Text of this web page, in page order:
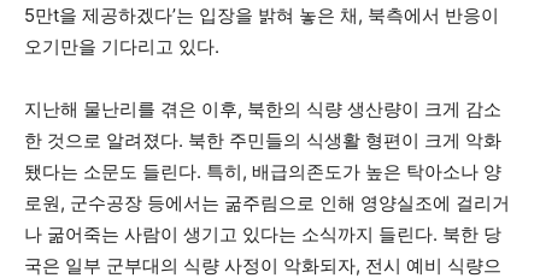
5만t을 제공하겠다’는 입장을 밝혀 놓은 채, 북측에서 반응이
오기만을 기다리고 있다.
지난해 물난리를 겪은 이후, 북한의 식량 생산량이 크게 감소
한 것으로 알려졌다. 북한 주민들의 식생활 형편이 크게 악화
됐다는 소문도 들린다. 특히, 배급의존도가 높은 탁아소나 양
로원, 군수공장 등에서는 굶주림으로 인해 영양실조에 걸리거
나 굶어죽는 사람이 생기고 있다는 소식까지 들린다. 북한 당
국은 일부 군부대의 식량 사정이 악화되자, 전시 예비 식량으